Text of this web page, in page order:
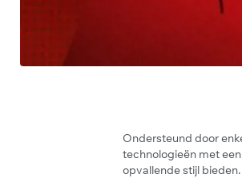
Ondersteund door
technologieën met
opvallende stijl